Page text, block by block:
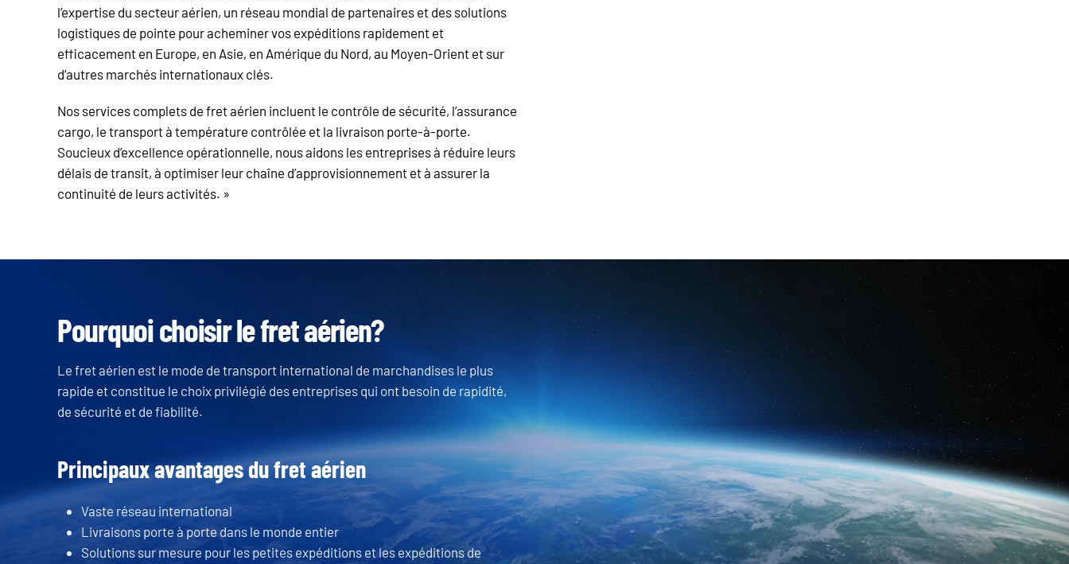
l’expertise du secteur aérien, un réseau mondial de partenaires et des solutions
logistiques de pointe pour acheminer vos expéditions rapidement et
efficacement en Europe, en Asie, en Amérique du Nord, au Moyen-Orient et sur
d’autres marchés internationaux clés.
Nos services complets de fret aérien incluent le contrôle de sécurité, l’assurance
cargo, le transport à température contrôlée et la livraison porte-à-porte.
Soucieux d’excellence opérationnelle, nous aidons les entreprises à réduire leurs
délais de transit, à optimiser leur chaîne d’approvisionnement et à assurer la
continuité de leurs activités. »
Pourquoi choisir le fret aérien?
Le fret aérien est le mode de transport international de marchandises le plus
rapide et constitue le choix privilégié des entreprises qui ont besoin de rapidité,
de sécurité et de fiabilité.
Principaux avantages du fret aérien
Vaste réseau international
Livraisons porte à porte dans le monde entier
Solutions sur mesure pour les petites expéditions et les expéditions de